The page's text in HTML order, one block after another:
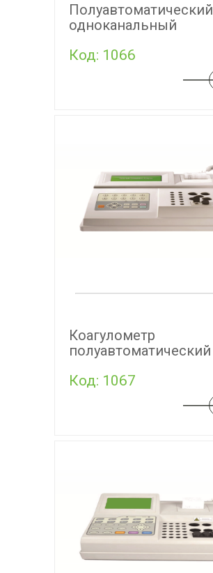
Полуавтоматический
одноканальный
Код: 1066
Коагулометр
полуавтоматический
Код: 1067